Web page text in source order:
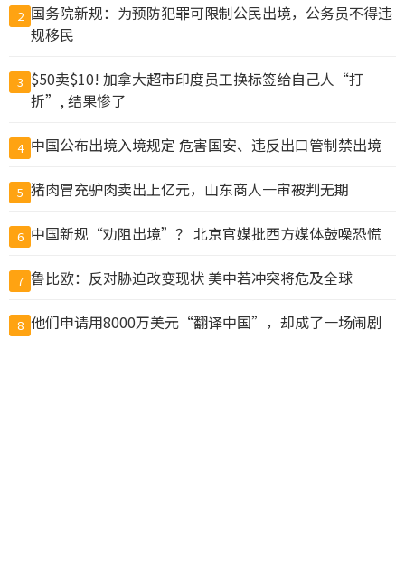
2 国务院新规：为预防犯罪可限制公民出境，公务员不得违
规移民
3 $50卖$10! 加拿大超市印度员工换标签给自己人“打
折”, 结果惨了
4 中国公布出境入境规定 危害国安、违反出口管制禁出境
5 猪肉冒充驴肉卖出上亿元，山东商人一审被判无期
6 中国新规“劝阻出境”？ 北京官媒批西方媒体鼓噪恐慌
7 鲁比欧：反对胁迫改变现状 美中若冲突将危及全球
8 他们申请用8000万美元“翻译中国”，却成了一场闹剧